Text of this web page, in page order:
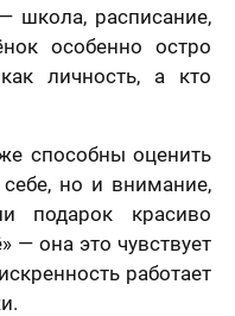
школа, расписание,
особенно остро
личность, а кто
способны оценить
но и внимание,
подарок красиво
— она это чувствует
работает